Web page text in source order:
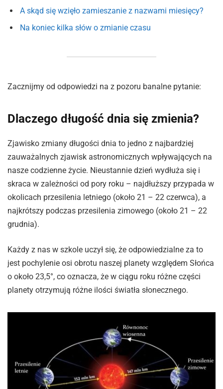
A skąd się wzięło zamieszanie z nazwami miesięcy?
Na koniec kilka słów o zmianie czasu
Zacznijmy od odpowiedzi na z pozoru banalne pytanie:
Dlaczego długość dnia się zmienia?
Zjawisko zmiany długości dnia to jedno z najbardziej
zauważalnych zjawisk astronomicznych wpływających na
nasze codzienne życie. Nieustannie dzień wydłuża się i
skraca w zależności od pory roku – najdłuższy przypada w
okolicach przesilenia letniego (około 21 – 22 czerwca), a
najkrótszy podczas przesilenia zimowego (około 21 – 22
grudnia).
Każdy z nas w szkole uczył się, że odpowiedzialne za to
jest pochylenie osi obrotu naszej planety względem Słońca
o około 23,5°, co oznacza, że w ciągu roku różne części
planety otrzymują różne ilości światła słonecznego.